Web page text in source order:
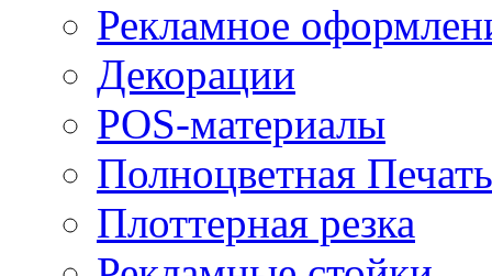
Рекламное
Декорации
POS-материалы
Полноцветная Печать
Плоттерная резка